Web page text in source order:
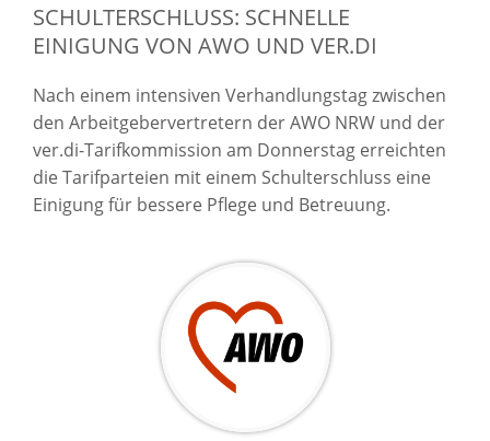
SCHULTERSCHLUSS: SCHNELLE
EINIGUNG VON AWO UND VER.DI
Nach einem intensiven Verhandlungstag zwischen
den Arbeitgebervertretern der AWO NRW und der
ver.di-Tarifkommission am Donnerstag erreichten
die Tarifparteien mit einem Schulterschluss eine
Einigung für bessere Pflege und Betreuung.